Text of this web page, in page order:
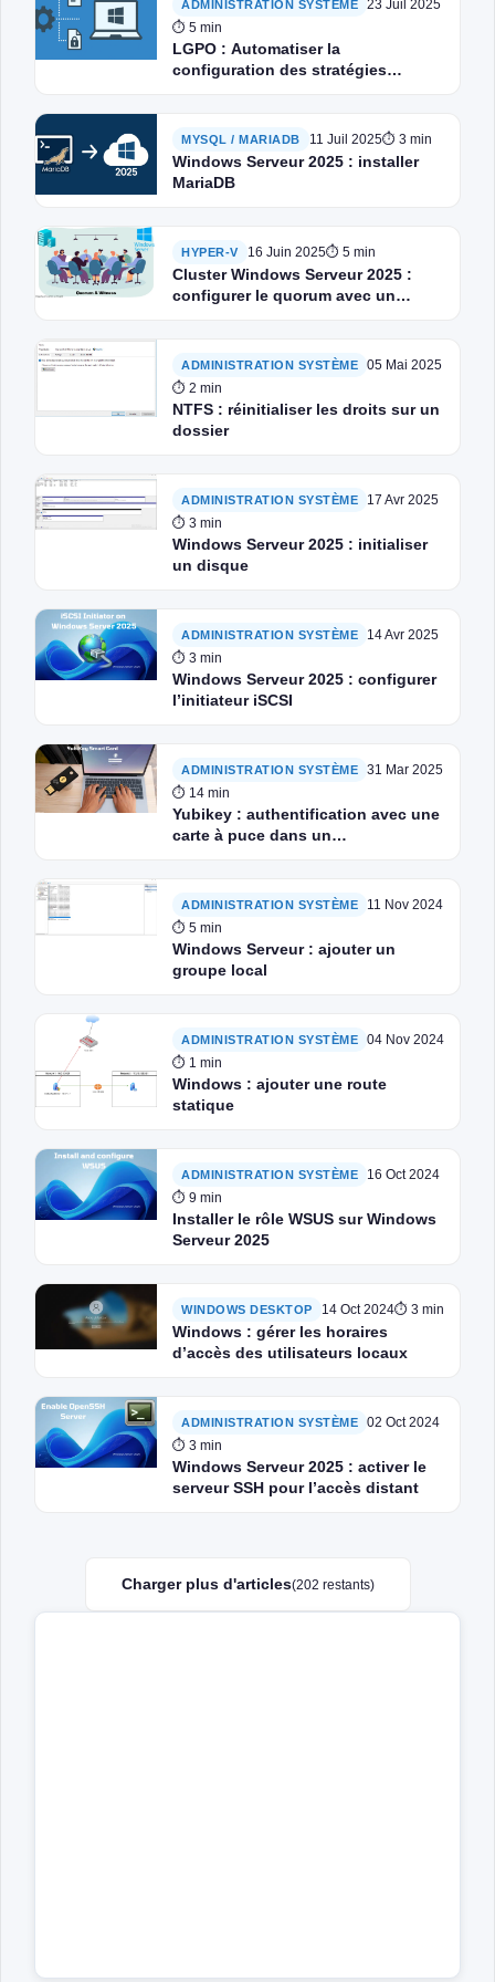
ADMINISTRATION SYSTÈME
23 Juil 2025
⏱ 5 min
LGPO : Automatiser la
configuration des stratégies
MYSQL / MARIADB 11 Juil 2025⏱ 3 min
Windows Serveur 2025 : installer
MariaDB
HYPER-V 16 Juin 2025⏱ 5 min
Cluster Windows Serveur 2025 :
configurer le quorum avec un
ADMINISTRATION SYSTÈME
05 Mai 2025
⏱ 2 min
NTFS : réinitialiser les droits sur un
dossier
ADMINISTRATION SYSTÈME
17 Avr 2025
⏱ 3 min
Windows Serveur 2025 : initialiser
un disque
ADMINISTRATION SYSTÈME
14 Avr 2025
⏱ 3 min
Windows Serveur 2025 : configurer
l’initiateur iSCSI
ADMINISTRATION SYSTÈME
31 Mar 2025
⏱ 14 min
Yubikey : authentification avec une
carte à puce dans un
ADMINISTRATION SYSTÈME
11 Nov 2024
⏱ 5 min
Windows Serveur : ajouter un
groupe local
ADMINISTRATION SYSTÈME
04 Nov 2024
⏱ 1 min
Windows : ajouter une route
statique
ADMINISTRATION SYSTÈME
16 Oct 2024
⏱ 9 min
Installer le rôle WSUS sur Windows
Serveur 2025
WINDOWS DESKTOP 14 Oct 2024⏱ 3 min
Windows : gérer les horaires
d’accès des utilisateurs locaux
ADMINISTRATION SYSTÈME
02 Oct 2024
⏱ 3 min
Windows Serveur 2025 : activer le
serveur SSH pour l’accès distant
Charger plus d'articles(202 restants)